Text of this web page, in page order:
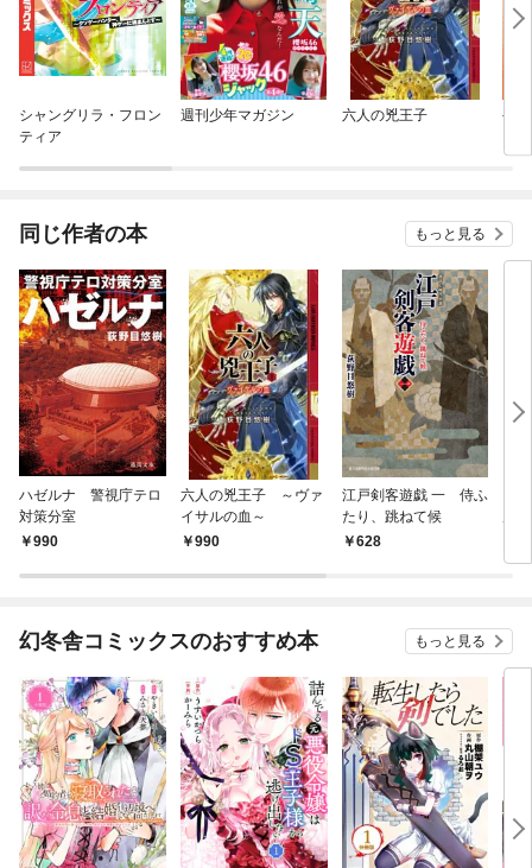
シャングリラ・フロン
ティア
週刊少年マガジン 六人の兇王子 公
同じ作者の本 もっと見る
ハゼルナ 警視庁テロ
対策分室
990
六人の兇王子 ～ヴァ
イサルの血～
990
江戸剣客遊戯 一 侍ふ
たり、跳ねて候
628
幻冬舎コミックスのおすすめ本 もっと見る